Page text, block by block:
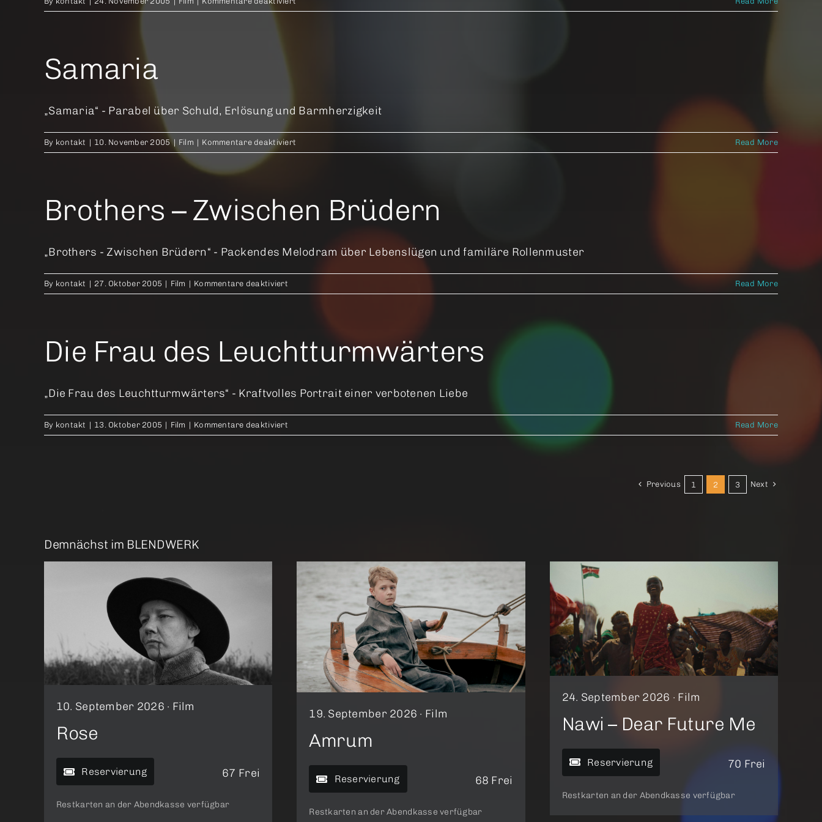
Somersault
Samaria
„Samaria“ - Parabel über Schuld, Erlösung und Barmherzigkeit
By kontakt | 10. November 2005 | Film | Kommentare deaktiviert
Samaria
Read More
Brothers – Zwischen Brüdern
„Brothers - Zwischen Brüdern“ - Packendes Melodram über Lebenslügen und familäre Rollenmuster
By kontakt | 27. Oktober 2005 | Film | Kommentare deaktiviertfür
Brothers
Read More
Die Frau des Leuchtturmwärters
„Die Frau des Leuchtturmwärters“ - Kraftvolles Portrait einer verbotenen Liebe
By kontakt | 13. Oktober 2005 | Film | Kommentare deaktiviertfür
Die
Read More
Previous 1 2 3 Next
Demnächst im BLENDWERK
10. September 2026 · Film
Rose
Reservierung 67 Frei
Restkarten an der Abendkasse verfügbar
19. September 2026 · Film
Amrum
Reservierung 68 Frei
Restkarten an der Abendkasse verfügbar
24. September 2026 · Film
Nawi – Dear Future Me
Reservierung 70 Frei
Restkarten an der Abendkasse verfügbar